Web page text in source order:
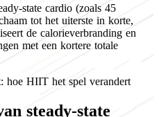
state cardio (zoals 45
tot het uiterste in korte,
de calorieverbranding en
met een kortere totale
hoe HIIT het spel verandert
steady-state